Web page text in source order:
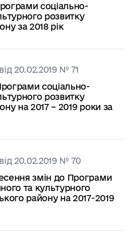
соціально-
розвитку
за 2018 рік
20.02.2019 № 71
соціально-
розвитку
на 2017 – 2019 роки за
20.02.2019 № 70
змін до Програми
та культурного
району на 2017-2019